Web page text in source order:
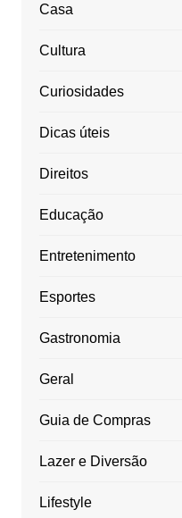
Casa
Cultura
Curiosidades
Dicas úteis
Direitos
Educação
Entretenimento
Esportes
Gastronomia
Geral
Guia de Compras
Lazer e Diversão
Lifestyle